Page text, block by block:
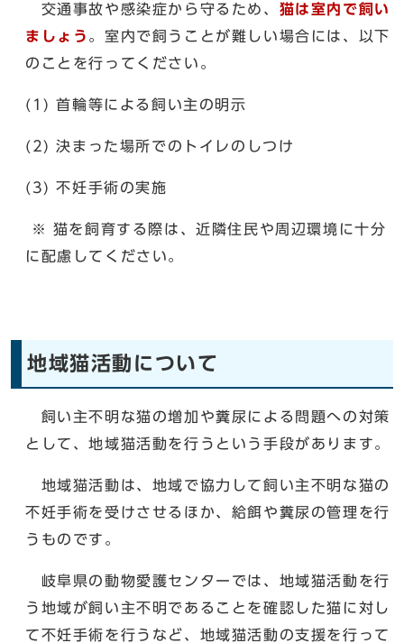
交通事故や感染症から守るため、 猫は室内で飼い
ましょう 。室内で飼うことが難しい場合には、以下
のことを行ってください。
(1) 首輪等による飼い主の明示
(2) 決まった場所でのトイレのしつけ
(3) 不妊手術の実施
※ 猫を飼育する際は、近隣住民や周辺環境に十分
に配慮してください。
地域猫活動について
飼い主不明な猫の増加や糞尿による問題への対策
として、地域猫活動を行うという手段があります。
地域猫活動は、地域で協力して飼い主不明な猫の
不妊手術を受けさせるほか、給餌や糞尿の管理を行
うものです。
岐阜県の動物愛護センターでは、地域猫活動を行
う地域が飼い主不明であることを確認した猫に対し
て不妊手術を行うなど、地域猫活動の支援を行って